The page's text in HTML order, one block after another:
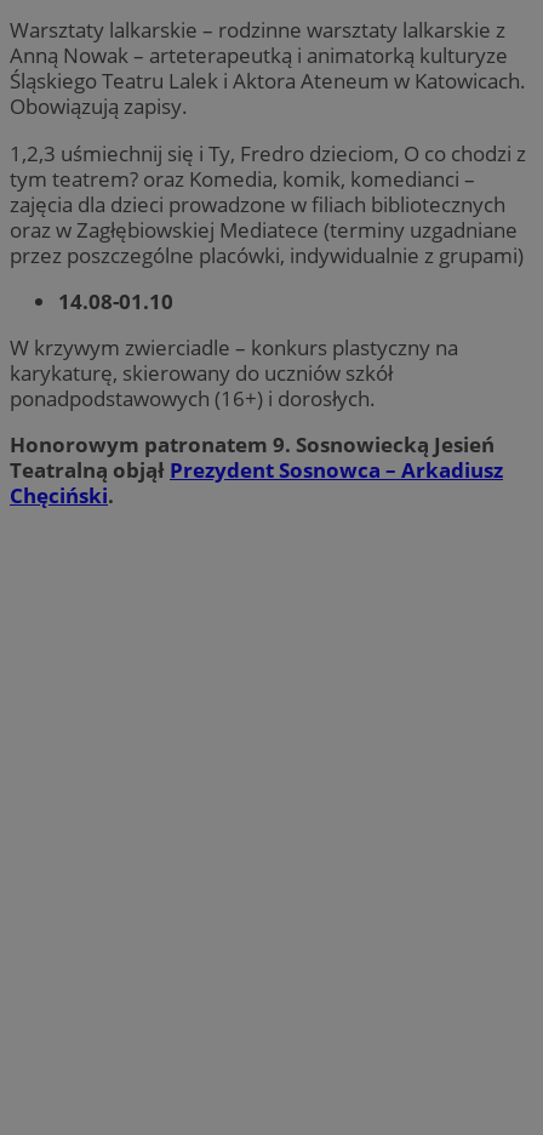
Warsztaty lalkarskie – rodzinne warsztaty lalkarskie z
Anną Nowak – arteterapeutką i animatorką kulturyze
Śląskiego Teatru Lalek i Aktora Ateneum w Katowicach.
Obowiązują zapisy.
1,2,3 uśmiechnij się i Ty, Fredro dzieciom, O co chodzi z
tym teatrem? oraz Komedia, komik, komedianci –
zajęcia dla dzieci prowadzone w filiach bibliotecznych
oraz w Zagłębiowskiej Mediatece (terminy uzgadniane
przez poszczególne placówki, indywidualnie z grupami)
14.08-01.10
W krzywym zwierciadle – konkurs plastyczny na
karykaturę, skierowany do uczniów szkół
ponadpodstawowych (16+) i dorosłych.
Honorowym patronatem 9. Sosnowiecką Jesień
Teatralną objął Prezydent Sosnowca – Arkadiusz
Chęciński.